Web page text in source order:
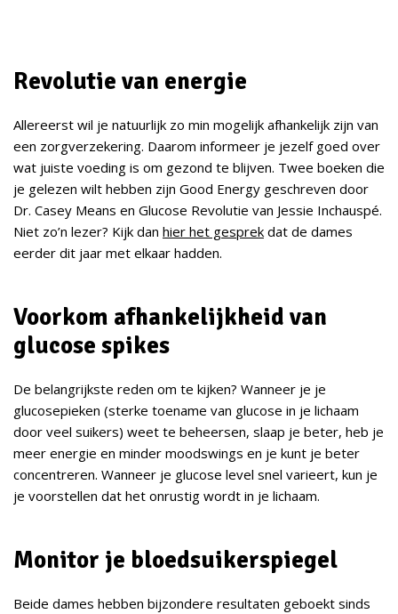
Revolutie van energie
Allereerst wil je natuurlijk zo min mogelijk afhankelijk zijn van
een zorgverzekering. Daarom informeer je jezelf goed over
wat juiste voeding is om gezond te blijven. Twee boeken die
je gelezen wilt hebben zijn Good Energy geschreven door
Dr. Casey Means en Glucose Revolutie van Jessie Inchauspé.
Niet zo’n lezer? Kijk dan hier het gesprek dat de dames
eerder dit jaar met elkaar hadden.
Voorkom afhankelijkheid van
glucose spikes
De belangrijkste reden om te kijken? Wanneer je je
glucosepieken (sterke toename van glucose in je lichaam
door veel suikers) weet te beheersen, slaap je beter, heb je
meer energie en minder moodswings en je kunt je beter
concentreren. Wanneer je glucose level snel varieert, kun je
je voorstellen dat het onrustig wordt in je lichaam.
Monitor je bloedsuikerspiegel
Beide dames hebben bijzondere resultaten geboekt sinds